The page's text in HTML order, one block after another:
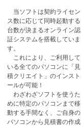
当ソフトは契約ライセン
ス数に応じて同時起動する
台数が決まるオンライン認
証システムを搭載していま
す。
これにより、ご利用して
いる全てのパソコンに「見
積クリエイト」のインスト
ールが可能！
わざわざソフトを使うた
めに特定のパソコンまで移
動する手間なく、ご自身の
パソコンから見積書の作成